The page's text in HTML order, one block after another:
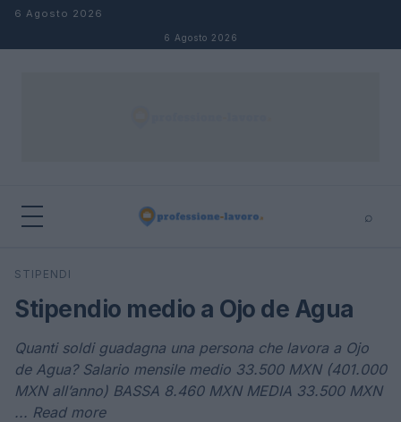
Salta al contenuto
6 Agosto 2026
6 Agosto 2026
⌕
Cerca
STIPENDI
Stipendio medio a Ojo de Agua
Quanti soldi guadagna una persona che lavora a Ojo
de Agua? Salario mensile medio 33.500 MXN (401.000
MXN all’anno) BASSA 8.460 MXN MEDIA 33.500 MXN
... Read more